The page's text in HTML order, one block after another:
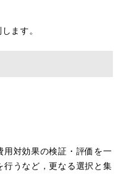
ます。
対効果の検証・評価を一
行うなど，更なる選択と集